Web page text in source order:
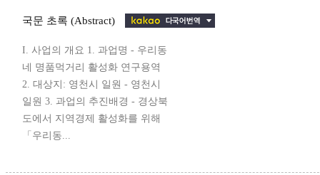
국문 초록 (Abstract)
I. 사업의 개요 1. 과업명 - 우리동
네 명품먹거리 활성화 연구용역
2. 대상지: 영천시 일원 - 영천시
일원 3. 과업의 추진배경 - 경상북
도에서 지역경제 활성화를 위해
「우리동...